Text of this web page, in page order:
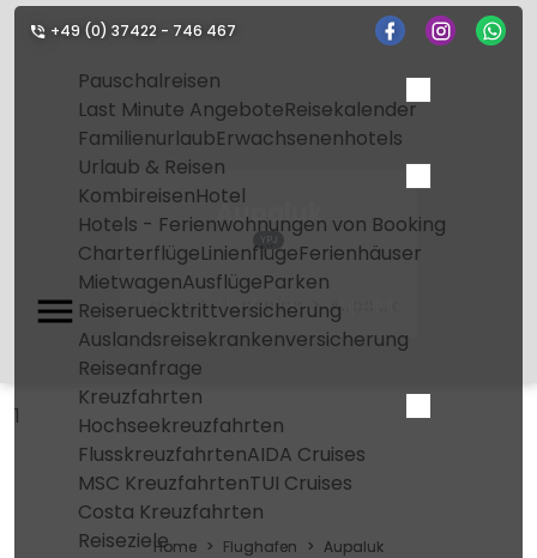
+49 (0) 37422 - 746 467
Pauschalreisen
Last Minute AngeboteReisekalender
FamilienurlaubErwachsenenhotels
Urlaub & Reisen
KombireisenHotel
Hotels - Ferienwohnungen von Booking
CharterflügeLinienflügeFerienhäuser
MietwagenAusflügeParken
Reiseruecktrittversicherung
Auslandsreisekrankenversicherung
Reiseanfrage
Kreuzfahrten
Hochseekreuzfahrten
FlusskreuzfahrtenAIDA Cruises
MSC KreuzfahrtenTUI Cruises
Costa Kreuzfahrten
Reiseziele
Aupaluk
YPJ
Home Flughafen Aupaluk
1
Home Flughafen Aupaluk